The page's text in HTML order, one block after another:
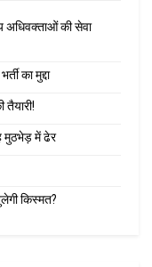
की सेवा
का मुद्दा
तैयारी!
मुठभेड़ में ढेर
किस्मत?